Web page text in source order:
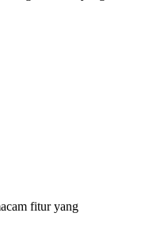
fitur yang